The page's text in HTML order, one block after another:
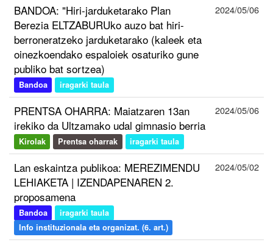
BANDOA: "Hiri-jarduketarako Plan
Berezia ELTZABURUko auzo bat hiri-
berroneratzeko jarduketarako (kaleek eta
oinezkoendako espaloiek osaturiko gune
publiko bat sortzea)
Bandoa iragarki taula
2024/05/06
PRENTSA OHARRA: Maiatzaren 13an
irekiko da Ultzamako udal gimnasio berria
Kirolak Prentsa oharrak iragarki taula
2024/05/06
Lan eskaintza publikoa: MEREZIMENDU
LEHIAKETA | IZENDAPENAREN 2.
proposamena
Bandoa
iragarki taula
Info instituzionala eta organizat. (6. art.)
2024/05/02